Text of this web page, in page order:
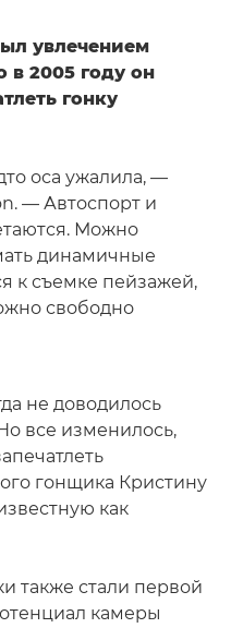
увлечением
в 2005 году он
гонку
оса ужалила, —
— Автоспорт и
Можно
динамичные
к съемке пейзажей,
свободно
не доводилось
все изменилось,
гонщика Кристину
как
также стали первой
камеры